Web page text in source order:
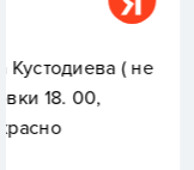
не
за час